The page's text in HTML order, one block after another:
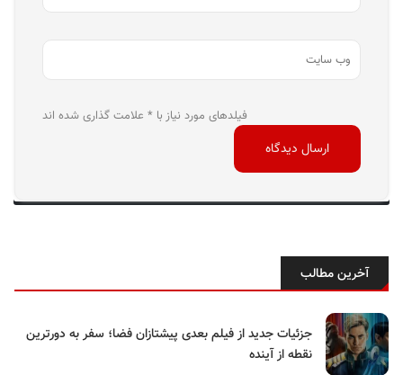
فیلدهای مورد نیاز با * علامت گذاری شده اند
آخرین مطالب
جزئیات جدید از فیلم بعدی پیشتازان فضا؛ سفر به دورترین
نقطه از آینده